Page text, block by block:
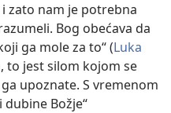
zato nam je potrebna
Bog obećava da
ga mole za to“ (Luka
to jest silom kojom se
upoznate. S vremenom
dubine Božje“